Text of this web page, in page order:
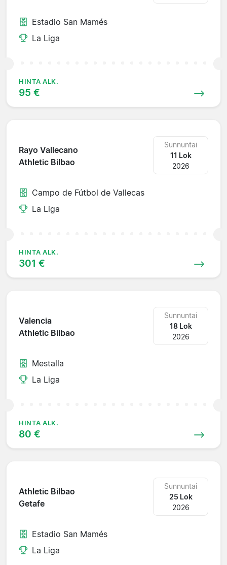
Estadio San Mamés
La Liga
HINTA ALK.
95 €
Rayo Vallecano
Athletic Bilbao
Sunnuntai
11 Lok
2026
Campo de Fútbol de Vallecas
La Liga
HINTA ALK.
301 €
Valencia
Athletic Bilbao
Sunnuntai
18 Lok
2026
Mestalla
La Liga
HINTA ALK.
80 €
Athletic Bilbao
Getafe
Sunnuntai
25 Lok
2026
Estadio San Mamés
La Liga